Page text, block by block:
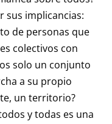
sus implicancias:
de personas que
colectivos con
solo un conjunto
a su propio
un territorio?
y todas es una